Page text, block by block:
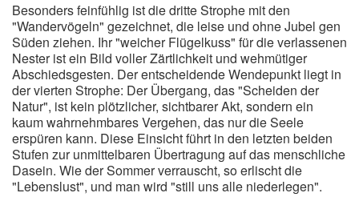
Besonders feinfühlig ist die dritte Strophe mit den
"Wandervögeln" gezeichnet, die leise und ohne Jubel gen
Süden ziehen. Ihr "weicher Flügelkuss" für die verlassenen
Nester ist ein Bild voller Zärtlichkeit und wehmütiger
Abschiedsgesten. Der entscheidende Wendepunkt liegt in
der vierten Strophe: Der Übergang, das "Scheiden der
Natur", ist kein plötzlicher, sichtbarer Akt, sondern ein
kaum wahrnehmbares Vergehen, das nur die Seele
erspüren kann. Diese Einsicht führt in den letzten beiden
Stufen zur unmittelbaren Übertragung auf das menschliche
Dasein. Wie der Sommer verrauscht, so erlischt die
"Lebenslust", und man wird "still uns alle niederlegen".